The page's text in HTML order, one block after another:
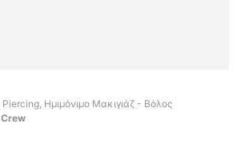
Piercing, Ημιμόνιμο Μακιγιάζ - Βόλος